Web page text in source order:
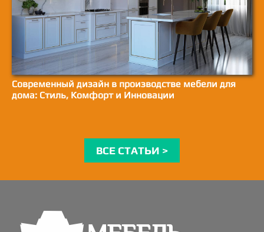
Современный дизайн в производстве мебели для
дома: Стиль, Комфорт и Инновации
ВСЕ СТАТЬИ >